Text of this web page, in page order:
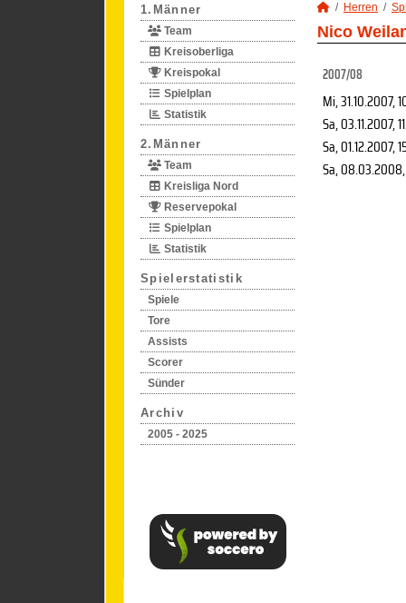
1.Männer
Team
Kreisoberliga
Kreispokal
Spielplan
Statistik
2.Männer
Team
Kreisliga Nord
Reservepokal
Spielplan
Statistik
Spielerstatistik
Spiele
Tore
Assists
Scorer
Sünder
Archiv
2005 - 2025
Herren
Nico
2007/08
Mi, 31.10.2007,
Sa, 03.11.2007,
Sa, 01.12.2007,
Sa, 08.03.2008